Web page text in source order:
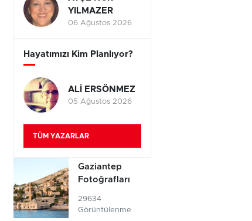
YILMAZER
06 Ağustos 2026
Hayatımızı Kim Planlıyor?
ALİ ERSÖNMEZ
05 Ağustos 2026
TÜM YAZARLAR
Gaziantep
Fotoğrafları
29634
Görüntülenme